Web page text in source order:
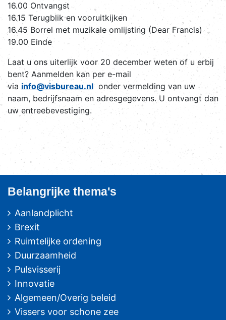
16.00 Ontvangst
16.15 Terugblik en vooruitkijken
16.45 Borrel met muzikale omlijsting (Dear Francis)
19.00 Einde
Laat u ons uiterlijk voor 20 december weten of u erbij
bent? Aanmelden kan per e-mail
via info@visbureau.nl onder vermelding van uw
naam, bedrijfsnaam en adresgegevens. U ontvangt dan
uw entreebevestiging.
Belangrijke thema's
Aanlandplicht
Brexit
Ruimtelijke ordening
Duurzaamheid
Pulsvisserij
Innovatie
Algemeen/Overig beleid
Vissers voor schone zee